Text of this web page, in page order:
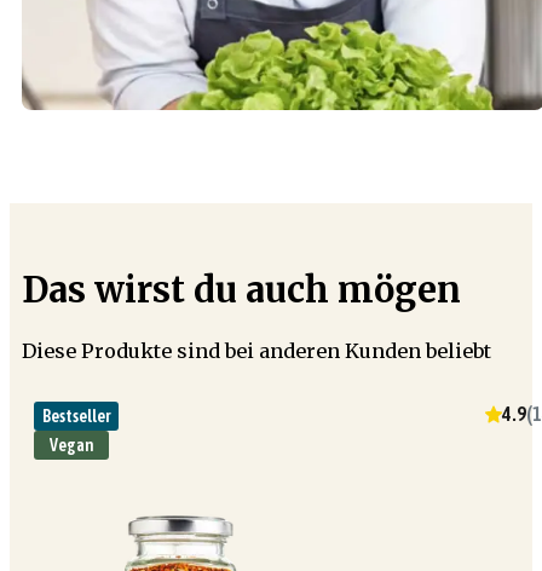
Das wirst du auch mögen
Diese Produkte sind bei anderen Kunden beliebt
Bestseller
Vegan
4.9(